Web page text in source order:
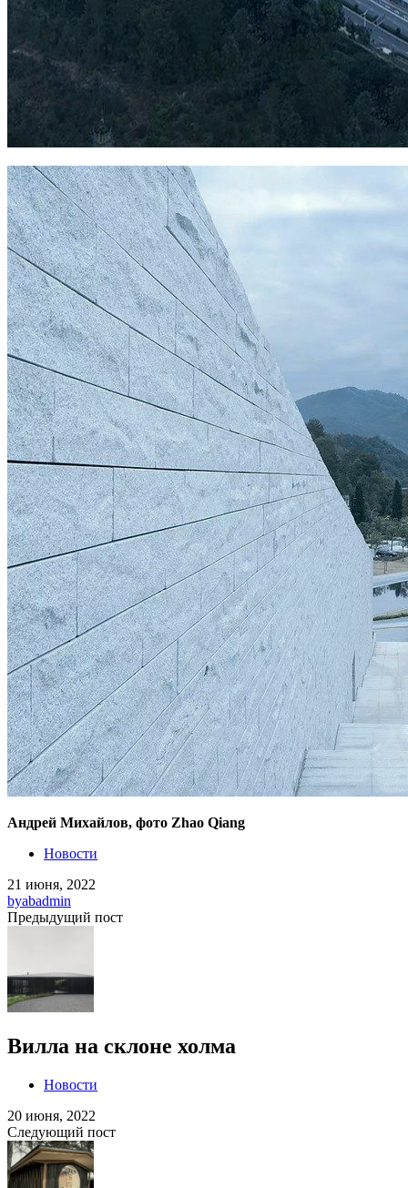
Андрей Михайлов, фото Zhao Qiang
Новости
21 июня, 2022
byabadmin
Предыдущий пост
Вилла на склоне холма
Новости
20 июня, 2022
Следующий пост